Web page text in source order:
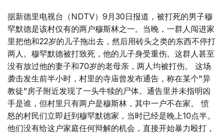
据新德里电视台（NDTV）9月30日报道，被打死的男子穆
罕默德是该村仅有的两户穆斯林之一。当晚，一群人闯进家
里把他和22岁的儿子拖出去，然后用砖头之类的东西不停打
两人。穆罕默德被打致死，他的儿子身受重伤。这群人甚至
没有放过他的妻子和70岁的老母亲，两人均被打伤。 这场
袭击发生前半小时，村里的寺庙曾发布通告，称在某个"异
教徒"房子附近发现了一头牛犊的尸体。通告里并未指明凶
手是谁，但村里只有两户是穆斯林，其中一户不在家。 愤
怒的村民们立即赶到穆罕默德家，当时已经是晚上10点半。
他们没有给这户家庭任何辩解的机会，直接开始暴力殴打，